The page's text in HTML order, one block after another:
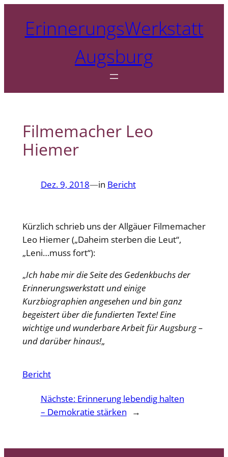
springenErinnerungsWerkstatt
Augsburg
Filmemacher Leo
Hiemer
Dez. 9, 2018—in Bericht
Kürzlich schrieb uns der Allgäuer Filmemacher
Leo Hiemer („Daheim sterben die Leut“,
„Leni…muss fort“):
„Ich habe mir die Seite des Gedenkbuchs der
Erinnerungswerkstatt und einige
Kurzbiographien angesehen und bin ganz
begeistert über die fundierten Texte! Eine
wichtige und wunderbare Arbeit für Augsburg –
und darüber hinaus!„
Bericht
Nächste: Erinnerung lebendig halten
– Demokratie stärken
→